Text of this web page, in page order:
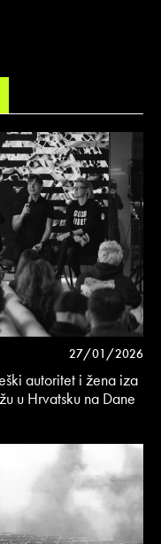
27/01/2026
autoritet i žena iza
u Hrvatsku na Dane